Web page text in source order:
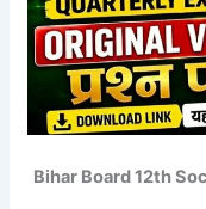
Bihar Board 12th